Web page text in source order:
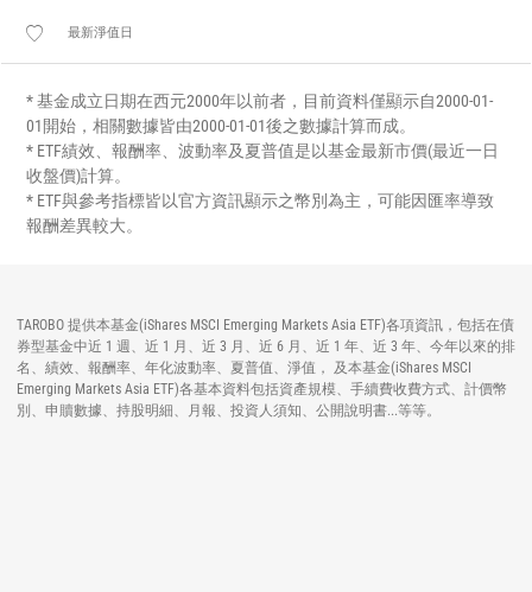
最新淨值日
* 基金成立日期在西元2000年以前者，目前資料僅顯示自2000-01-
01開始，相關數據皆由2000-01-01後之數據計算而成。
* ETF績效、報酬率、波動率及夏普值是以基金最新市價(最近一日
收盤價)計算。
* ETF與參考指標皆以官方資訊顯示之幣別為主，可能因匯率導致
報酬差異較大。
TAROBO 提供本基金(iShares MSCI Emerging Markets Asia ETF)各項資訊，包括在債
券型基金中近 1 週、近 1 月、近 3 月、近 6 月、近 1 年、近 3 年、今年以來的排
名、績效、報酬率、年化波動率、夏普值、淨值， 及本基金(iShares MSCI
Emerging Markets Asia ETF)各基本資料包括資產規模、手續費收費方式、計價幣
別、申贖數據、持股明細、月報、投資人須知、公開說明書...等等。